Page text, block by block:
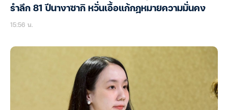
รำลึก 81 ปีนางาซากิ หวั่นเอื้อแก้กฎหมายความมั่นคง
15:56 น.